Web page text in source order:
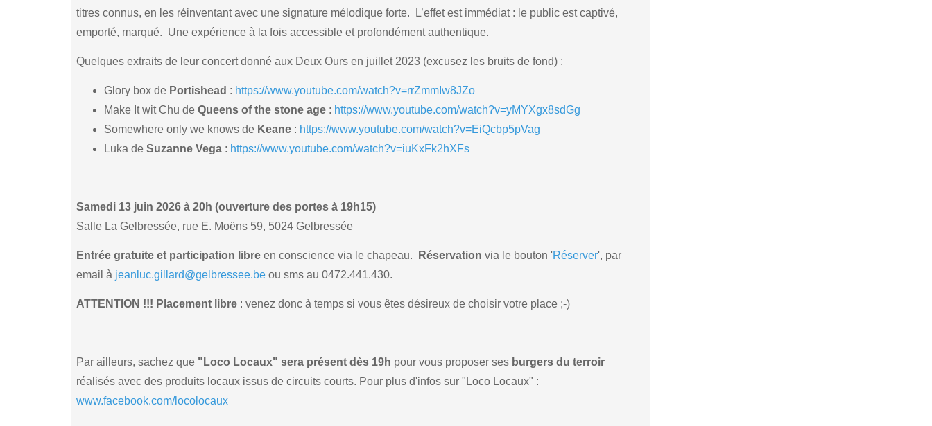
titres connus, en les réinventant avec une signature mélodique forte. L’effet est immédiat : le public est captivé,
emporté, marqué. Une expérience à la fois accessible et profondément authentique.
Quelques extraits de leur concert donné aux Deux Ours en juillet 2023 (excusez les bruits de fond) :
Glory box de Portishead : https://www.youtube.com/watch?v=rrZmmIw8JZo
Make It wit Chu deQueens of the stone age : https://www.youtube.com/watch?v=yMYXgx8sdGg
Somewhere only we knows de Keane : https://www.youtube.com/watch?v=EiQcbp5pVag
Luka deSuzanne Vega : https://www.youtube.com/watch?v=iuKxFk2hXFs
Samedi 13 juin 2026 à 20h (ouverture des portes à 19h15)
Salle La Gelbressée, rue E. Moëns 59, 5024 Gelbressée
Entrée gratuite et participation libre en conscience via le chapeau. Réservation via le bouton 'Réserver', par
email à jeanluc.gillard@gelbressee.be ou sms au 0472.441.430.
ATTENTION !!! Placement libre : venez donc à temps si vous êtes désireux de choisir votre place ;-)
Par ailleurs, sachez que "Loco Locaux" sera présent dès 19h pour vous proposer ses burgers du terroir
réalisés avec des produits locaux issus de circuits courts. Pour plus d'infos sur "Loco Locaux" :
www.facebook.com/locolocaux